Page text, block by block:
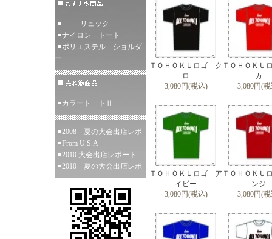
リュック
ナイロン トート
ポリエステル ショルダ
ー
カラート―トⅡ
2008 夏の大会出店レポ
From U.S.A
2010 大会出店レポート
2010 夏の大会出店レポ
ＴＯＨＯＫＵロゴ ク
ロ
3,080円(税込)
ＴＯＨＯＫＵ
カ
3,080円(
ＴＯＨＯＫＵロゴ ア
イビー
3,080円(税込)
ＴＯＨＯＫＵ
ンジ
3,080円(